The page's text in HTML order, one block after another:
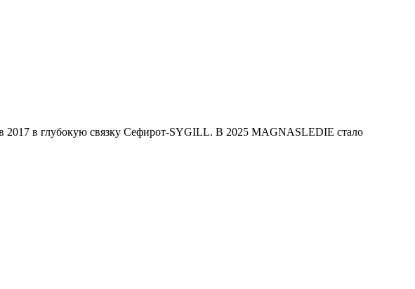
2017 в глубокую связку Сефирот-SYGILL. В 2025 MAGNASLEDIE стало